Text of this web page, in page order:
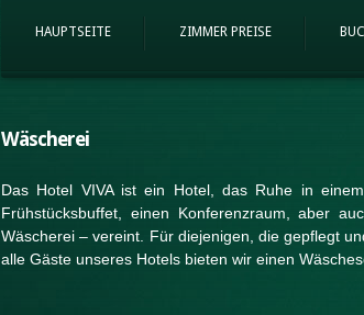
HAUPTSEITE ZIMMER PREISE
Wäscherei
Das Hotel VIVA ist ein Hotel, das Ruhe in
Frühstücksbuffet, einen Konferenzraum, aber
Wäscherei – vereint. Für diejenigen, die gepflegt
alle Gäste unseres Hotels bieten wir einen